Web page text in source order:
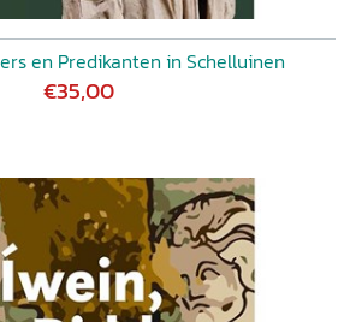
en Predikanten in Schelluinen
€35,00